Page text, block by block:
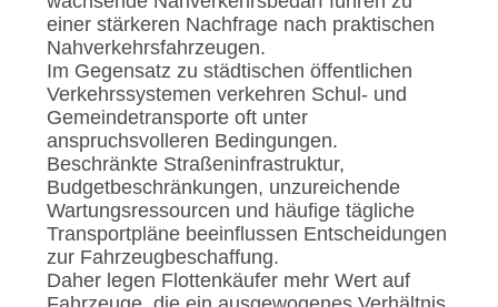
einer stärkeren Nachfrage nach praktischen
Nahverkehrsfahrzeugen.
Im Gegensatz zu städtischen öffentlichen
Verkehrssystemen verkehren Schul- und
Gemeindetransporte oft unter
anspruchsvolleren Bedingungen.
Beschränkte Straßeninfrastruktur,
Budgetbeschränkungen, unzureichende
Wartungsressourcen und häufige tägliche
Transportpläne beeinflussen Entscheidungen
zur Fahrzeugbeschaffung.
Daher legen Flottenkäufer mehr Wert auf